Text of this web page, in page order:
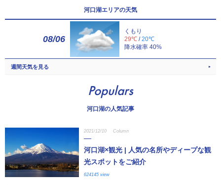
河口湖エリアの天気
08/06
くもり
29℃ /20℃
降水確率 40%
週間天気を見る
Populars
河口湖の人気記事
2021/12/10 Column
河口湖×観光 | 人気の名所やディープな観
光スポットをご紹介
624145 view